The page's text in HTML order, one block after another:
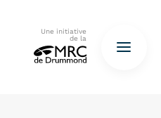
Une initiative
de la